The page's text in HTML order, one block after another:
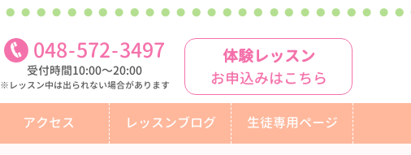
048-572-3497
受付時間10:00〜20:00
※レッスン中は出られない場合があります
体験レッスン
お申込みはこちら
アクセス レッスンブログ 生徒専用ページ